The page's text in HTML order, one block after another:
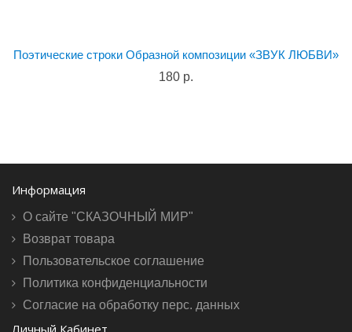
Поэтические строки Образной композиции «ЗВУК ЛЮБВИ»
180 р.
Информация
О сайте "СКАЗОЧНЫЙ МИР"
Возврат товара
Пользовательское соглашение
Политика конфиденциальности
Согласие на обработку перс. данных
Личный Кабинет